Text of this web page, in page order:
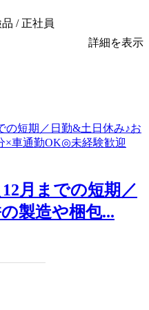
/ 正社員
詳細を表示
12月までの短期／
製造や梱包...